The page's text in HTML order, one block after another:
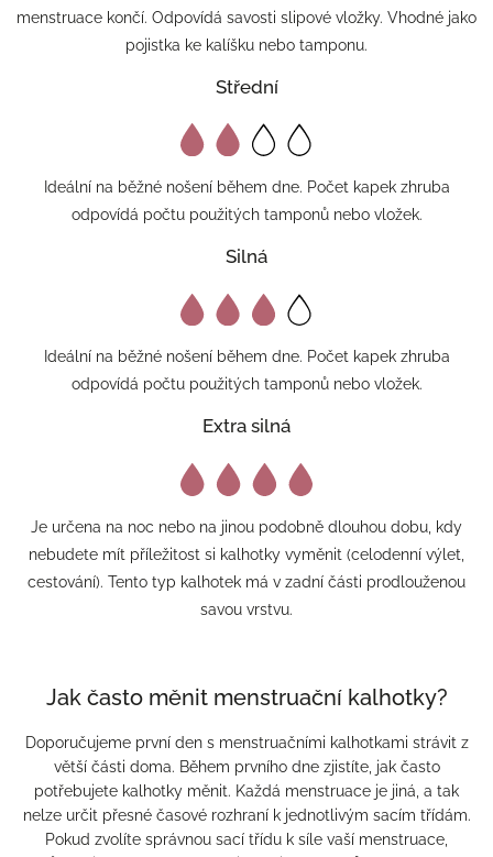
menstruace končí. Odpovídá savosti slipové vložky. Vhodné jako
pojistka ke kalíšku nebo tamponu.
Střední
Ideální na běžné nošení během dne. Počet kapek zhruba
odpovídá počtu použitých tamponů nebo vložek.
Silná
Ideální na běžné nošení během dne. Počet kapek zhruba
odpovídá počtu použitých tamponů nebo vložek.
Extra silná
Je určena na noc nebo na jinou podobně dlouhou dobu, kdy
nebudete mít příležitost si kalhotky vyměnit (celodenní výlet,
cestování). Tento typ kalhotek má v zadní části prodlouženou
savou vrstvu.
Jak často měnit menstruační kalhotky?
Doporučujeme první den s menstruačními kalhotkami strávit z
větší části doma. Během prvního dne zjistíte, jak často
potřebujete kalhotky měnit. Každá menstruace je jiná, a tak
nelze určit přesné časové rozhraní k jednotlivým sacím třídám.
Pokud zvolíte správnou sací třídu k síle vaší menstruace,